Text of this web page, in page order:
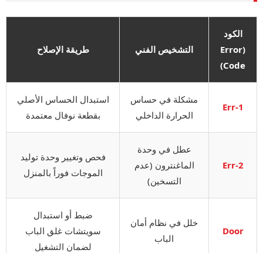
الكود
(Error
Code)
التشخيص الفني طريقة الإصلاح
Err-1
مشكلة في حساس
الحرارة الداخلي
استبدال الحساس الأصلي
بقطعة نوفال معتمدة
Err-2
عطل في وحدة
الماغنترون (عدم
التسخين)
فحص وتغيير وحدة توليد
الموجات فوراً بالمنزل
Door
خلل في نظام أمان
الباب
ضبط أو استبدال
سويتشات غلق الباب
لضمان التشغيل